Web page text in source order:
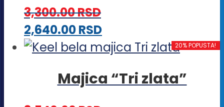
mogu
biti
izabrane
na
3,300.00RSD
2,640.00RSDOvaj
proizvod
više
20% POPUSTA!
Majica “Tri zlata”